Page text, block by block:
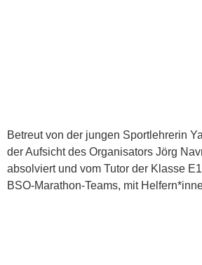
Betreut von der jungen Sportlehrerin
der Aufsicht des Organisators Jörg
absolviert und vom Tutor der Klasse
BSO-Marathon-Teams, mit